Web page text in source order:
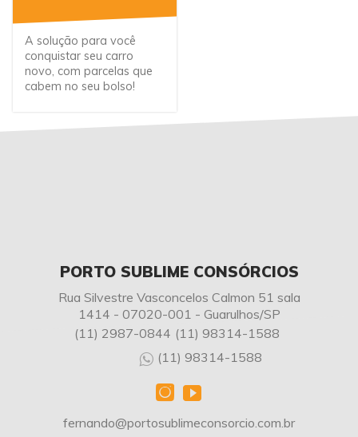
A solução para você
conquistar seu carro
novo, com parcelas que
cabem no seu bolso!
PORTO SUBLIME CONSÓRCIOS
Rua Silvestre Vasconcelos Calmon 51 sala
1414 - 07020-001 - Guarulhos/SP
(11) 2987-0844 (11) 98314-1588
(11) 98314-1588
fernando@portosublimeconsorcio.com.br